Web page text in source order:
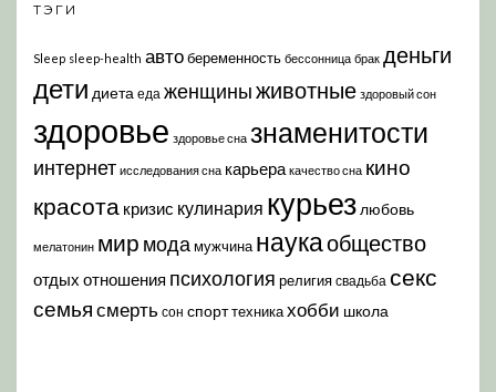
ТЭГИ
Sleep sleep-health автобеременность бессонница брак деньги
дети диета еда женщиныживотные здоровый сон
здоровье здоровье сна знаменитости
интернет исследования сна карьера качество сна кино
красота кризис кулинария курьез любовь
мелатонин мир модамужчина наукаобщество
отдых отношения психология религия свадьба секс
семья смерть сон спорттехникахобби школа